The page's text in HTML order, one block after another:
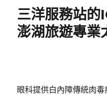
三洋服務站的
澎湖旅遊專業
眼科提供白內障傳統肉